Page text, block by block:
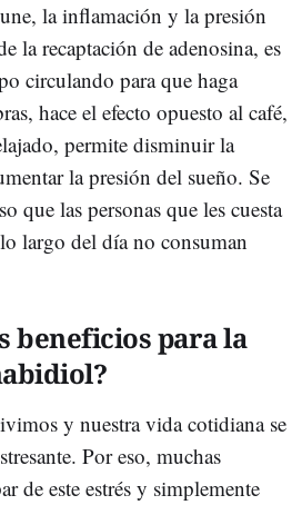
la inflamación y la presión
la recaptación de adenosina, es
circulando para que haga
hace el efecto opuesto al café,
permite disminuir la
la presión del sueño. Se
que las personas que les cuesta
largo del día no consuman
beneficios para la
y nuestra vida cotidiana se
Por eso, muchas
de este estrés y simplemente